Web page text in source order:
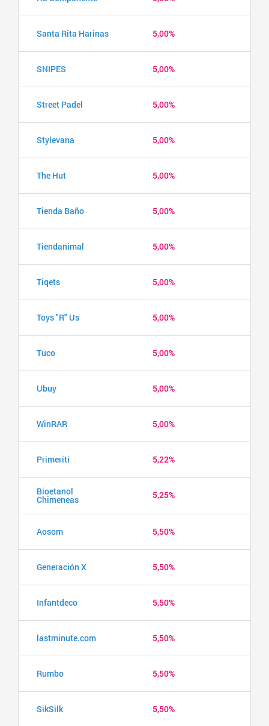
Santa Rita Harinas 5,00%
SNIPES 5,00%
Street Padel 5,00%
Stylevana 5,00%
The Hut 5,00%
Tienda Baño 5,00%
Tiendanimal 5,00%
Tiqets 5,00%
Toys "R" Us 5,00%
Tuco 5,00%
Ubuy 5,00%
WinRAR 5,00%
Primeriti 5,22%
Bioetanol
Chimeneas 5,25%
Aosom 5,50%
Generación X 5,50%
Infantdeco 5,50%
lastminute.com 5,50%
Rumbo 5,50%
SikSilk 5,50%